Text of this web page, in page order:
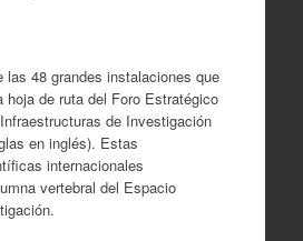
las 48 grandes instalaciones que
hoja de ruta del Foro Estratégico
de Investigación
en inglés). Estas
internacionales
vertebral del Espacio